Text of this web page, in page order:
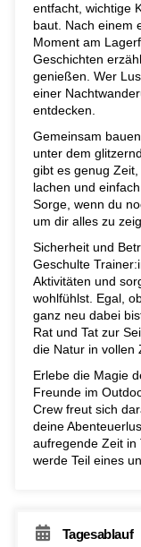
entfacht, wichtige
baut. Nach einem
Moment am
Geschichten
genießen. Wer
einer
entdecken.
Gemeinsam
unter dem
gibt es genug
lachen und
Sorge, wenn du
um dir alles zu
Sicherheit und
Geschulte
Aktivitäten und
wohlfühlst. Egal,
ganz neu dabei
Rat und Tat zur
die Natur in vollen
Erlebe die Magie
Freunde im
Crew freut sich
deine
aufregende Zeit in
werde Teil eines
Tagesablauf